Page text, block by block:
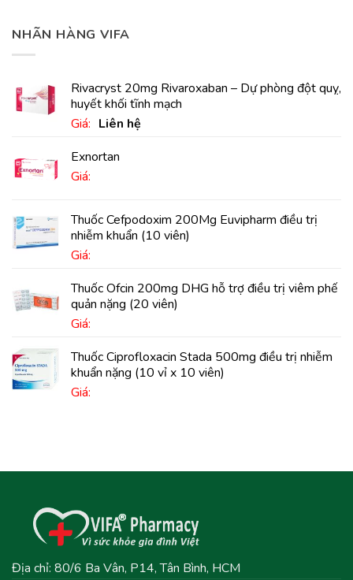
NHÃN HÀNG VIFA
Rivacryst 20mg Rivaroxaban – Dự phòng đột quỵ,
huyết khối tĩnh mạch
Giá: Liên hệ
Exnortan
Giá:
Thuốc Cefpodoxim 200Mg Euvipharm điều trị
nhiễm khuẩn (10 viên)
Giá:
Thuốc Ofcin 200mg DHG hỗ trợ điều trị viêm phế
quản nặng (20 viên)
Giá:
Thuốc Ciprofloxacin Stada 500mg điều trị nhiễm
khuẩn nặng (10 vỉ x 10 viên)
Giá:
Địa chỉ: 80/6 Ba Vân, P14, Tân Bình, HCM